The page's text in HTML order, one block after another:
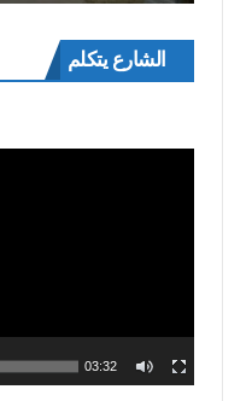
الشارع يتكلممشغل
الفيديو
03:32